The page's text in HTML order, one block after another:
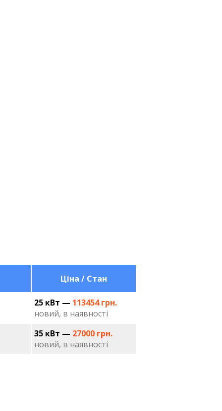
Ціна / Стан
25 кВт — 113454 грн.
новий, в наявності
35 кВт — 27000 грн.
новий, в наявності